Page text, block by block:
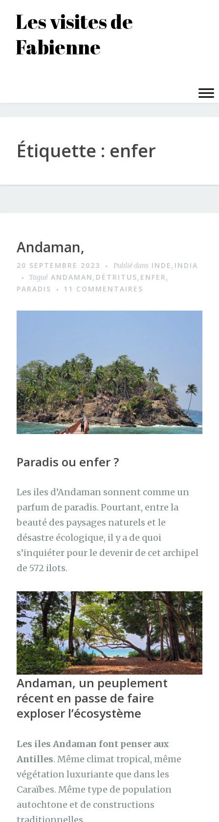
contenu
principal
Les visites de
Fabienne
Étiquette : enfer
Andaman,
20 SEPTEMBRE 2023 Publié dans INDE, INDIA
Tagué ANDAMAN, DÉTRITUS, ENFER,
PARADIS 11 COMMENTAIRES
Paradis ou enfer ?
Les iles d’Andaman sonnent comme un
parfum de paradis. Pourtant, entre la
beauté des paysages naturels et le
désastre écologique, il y a de quoi
s’inquiéter pour le devenir de cet archipel
de 572 ilots.
Andaman, un peuplement
récent en passe de faire
exploser l’écosystème
Les iles Andaman font penser aux
Antilles. Même climat tropical, même
végétation luxuriante que dans les
Caraïbes. Même type de population
autochtone et de constructions
traditionnelles.